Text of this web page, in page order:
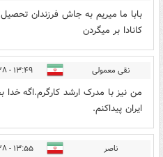
بابا ما میریم به جاش فرزندان تحصیل
کانادا بر میگردن
نقی معمولی ۱۳:۴۹ - ۱۴۰۰/۰۸/۲۸
من نیز با مدرک ارشد کارگرم.اگه خدا
ایران پیداکنم.
ناصر ۱۳:۵۵ - ۱۴۰۰/۰۸/۲۸